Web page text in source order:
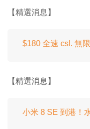
【精選消息】
$180 全速 csl. 無
【精選消息】
小米 8 SE 到港！